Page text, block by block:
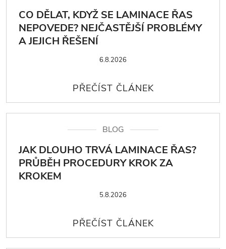
CO DĚLAT, KDYŽ SE LAMINACE ŘAS
NEPOVEDE? NEJČASTĚJŠÍ PROBLÉMY
A JEJICH ŘEŠENÍ
6.8.2026
BLOG
JAK DLOUHO TRVÁ LAMINACE ŘAS?
PRŮBĚH PROCEDURY KROK ZA
KROKEM
5.8.2026